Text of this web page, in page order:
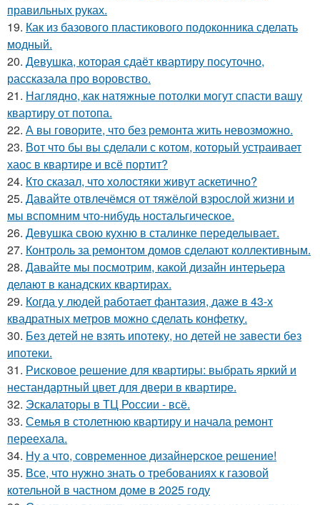
правильных руках.
19. Как из базового пластикового подоконника сделать
модный.
20. Девушка, которая сдаёт квартиру посуточно,
рассказала про воровство.
21. Наглядно, как натяжные потолки могут спасти вашу
квартиру от потопа.
22. А вы говорите, что без ремонта жить невозможно.
23. Вот что бы вы сделали с котом, который устраивает
хаос в квартире и всё портит?
24. Кто сказал, что холостяки живут аскетично?
25. Давайте отвлечёмся от тяжёлой взрослой жизни и
мы вспомним что-нибудь ностальгическое.
26. Девушка свою кухню в сталинке переделывает.
27. Контроль за ремонтом домов сделают коллективным.
28. Давайте мы посмотрим, какой дизайн интерьера
делают в канадских квартирах.
29. Когда у людей работает фантазия, даже в 43-х
квадратных метров можно сделать конфетку.
30. Без детей не взять ипотеку, но детей не завести без
ипотеки.
31. Рисковое решение для квартиры: выбрать яркий и
нестандартный цвет для двери в квартире.
32. Эскалаторы в ТЦ России - всё.
33. Семья в столетнюю квартиру и начала ремонт
переехала.
34. Ну а что, современное дизайнерское решение!
35. Все, что нужно знать о требованиях к газовой
котельной в частном доме в 2025 году